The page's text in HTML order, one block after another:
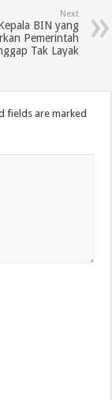
Next
BIN yang
Pemerintah
Tak Layak
fields are marked